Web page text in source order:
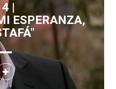
4 |
ESPERANZA,